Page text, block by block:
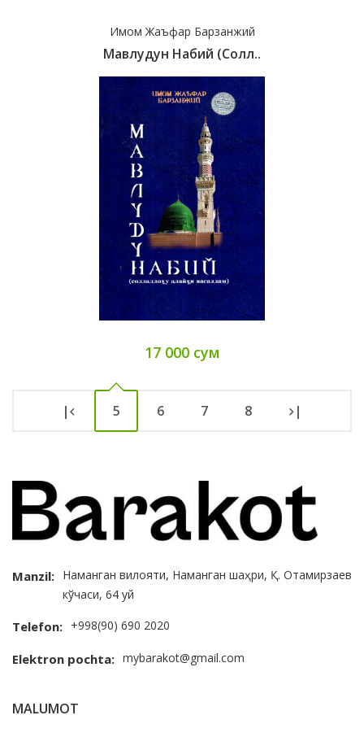
Имом Жаъфар Барзанжий
Мавлудун Набий (Солл..
17 000 сум
| 5 6 7 8 |
Manzil: Наманган вилояти, Наманган шаҳри, Қ. Отамирзаев
кўчаси, 64 уй
Telefon: +998(90) 690 2020
Elektron pochta: mybarakot@gmail.com
MALUMOT